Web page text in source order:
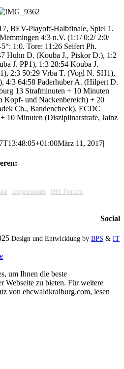
BEV-Playoff-Halbfinale, Spiel 1.
4:3 n.V. (1:1/ 0:2/ 2:0/
1:0. Tore: 11:26 Seifert Ph.
Huhn D. (Kouba J., Piskor D.), 1:2
J. PP1), 1:3 28:54 Kouba J.
2:3 50:29 Vrba T. (Vogl N. SH1),
4:3 64:58 Paderhuber A. (Hilpert D.
13 Strafminuten + 10 Minuten
Kopf- und Nackenbereich) + 20
Ch., Bandencheck), ECDC
10 Minuten (Disziplinarstrafe, Jainz
März 11, 2017|
Social
Impressum BH Forum
Design und Entwicklung by BPS & IT
um Ihnen die beste
Webseite zu bieten. Für weitere
von ehcwaldkraiburg.com, lesen